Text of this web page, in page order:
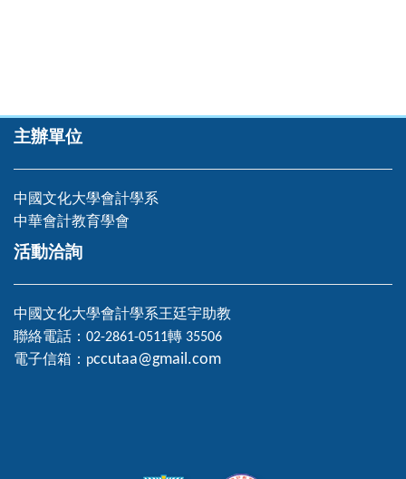
主辦單位
中國文化大學會計學系
中華會計教育學會
活動洽詢
中國文化大學會計學系王廷宇助教
聯絡電話：02-2861-0511轉 35506
電子信箱： pccutaa@gmail.com